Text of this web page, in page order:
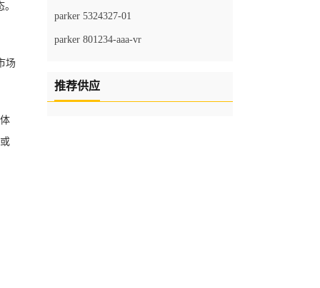
场
parker 5324327-01
parker 801234-aaa-vr
推荐供应